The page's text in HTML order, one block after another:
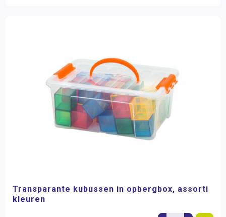
Transparante kubussen in opbergbox, assorti
kleuren